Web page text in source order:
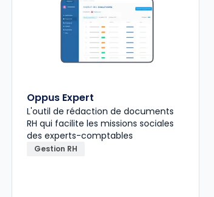
Oppus Expert
L'outil de rédaction de documents
RH qui facilite les missions sociales
des experts-comptables
Gestion RH